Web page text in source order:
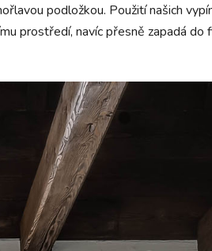
podložkou. Použití našich
prostředí, navíc přesně zapadá do